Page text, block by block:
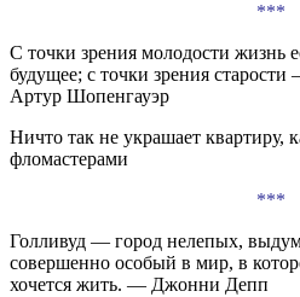
***
С точки зрения молодости жизнь
будущее; с точки зрения
Артур Шопенгауэр
Ничто так не украшает квартиру,
фломастерами
***
Голливуд — город нелепых,
совершенно особый в мир, в
хочется жить. — Джонни Депп